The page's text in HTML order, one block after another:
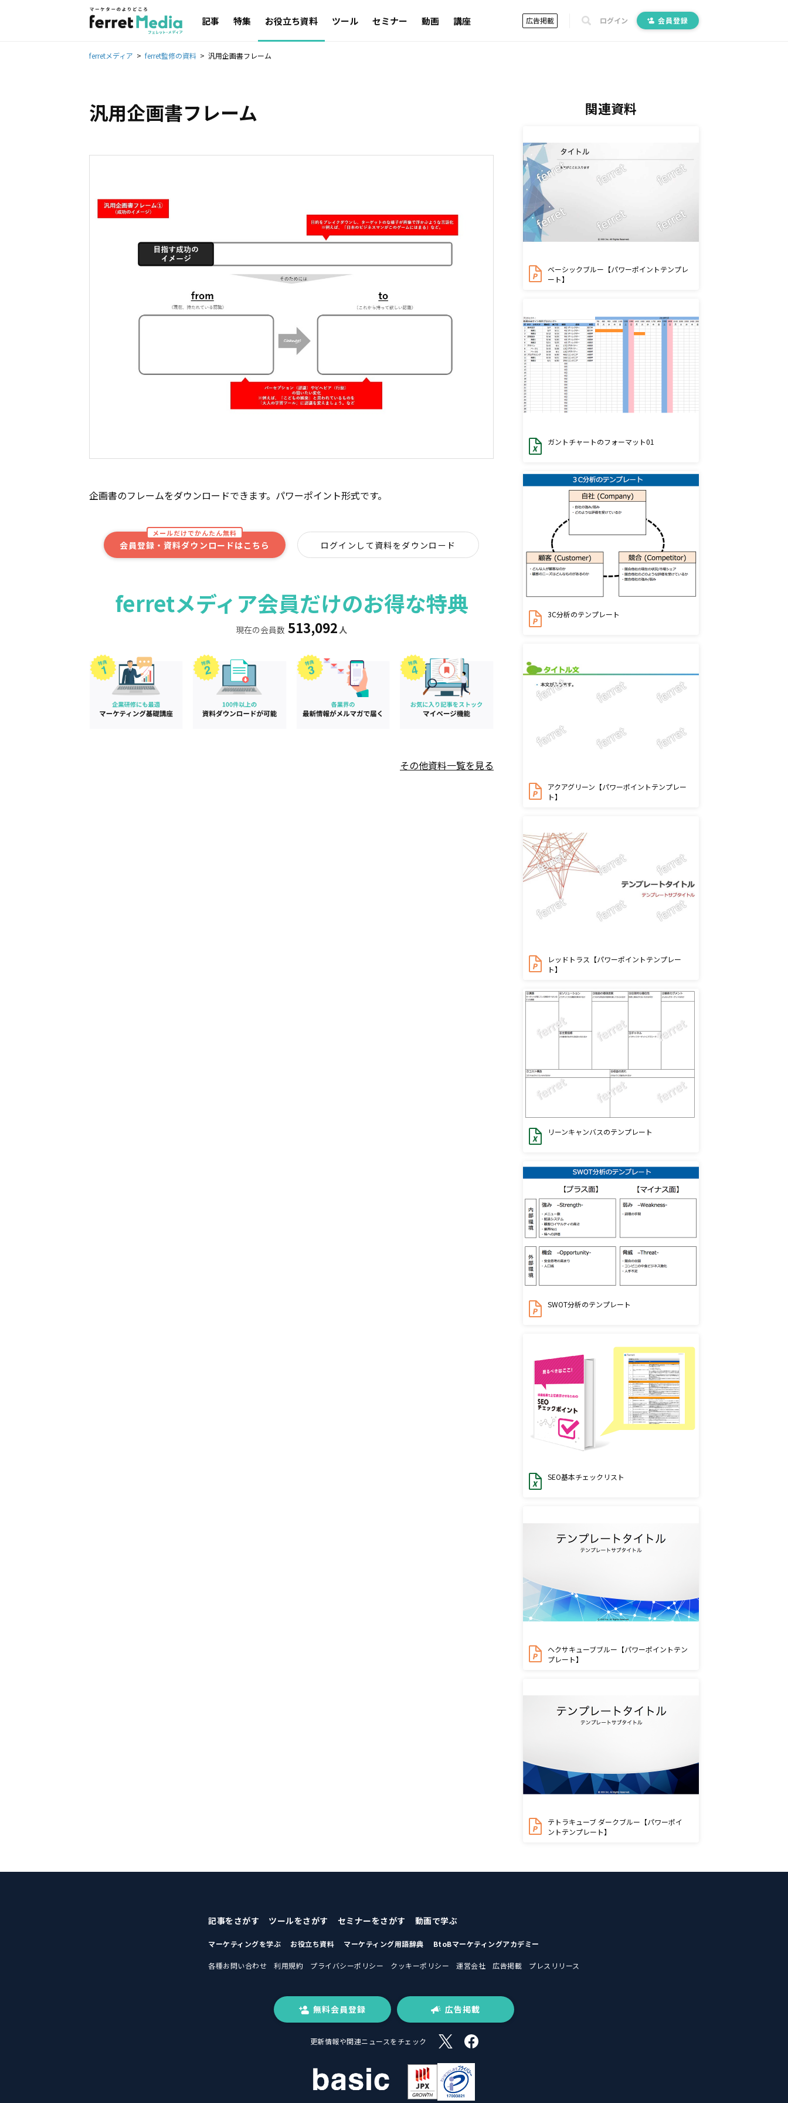
記事 特集 お役立ち資料 ツール セミナー 動画 講座 広告掲載 ログイン 会員登録
ferretメディア ferret監修の資料 汎用企画書フレーム
汎用企画書フレーム
企画書のフレームをダウンロードできます。パワーポイント形式です。
メールだけでかんたん無料
会員登録・資料ダウンロードはこちら ログインして資料をダウンロード
ferretメディア会員だけのお得な特典
現在の会員数 513,092人
その他資料一覧を見る
関連資料
ベーシックブルー【パワーポイントテンプレ
ート】
ガントチャートのフォーマット01
3C分析のテンプレート
アクアグリーン【パワーポイントテンプレー
ト】
レッドトラス【パワーポイントテンプレー
ト】
リーンキャンバスのテンプレート
SWOT分析のテンプレート
SEO基本チェックリスト
ヘクサキューブブルー【パワーポイントテン
プレート】
テトラキューブ ダークブルー【パワーポイ
ントテンプレート】
記事をさがす ツールをさがす セミナーをさがす 動画で学ぶ
マーケティングを学ぶ お役立ち資料 マーケティング用語辞典 BtoBマーケティングアカデミー
各種お問い合わせ 利用規約 プライバシーポリシー クッキーポリシー 運営会社 広告掲載 プレスリリース
無料会員登録 広告掲載
更新情報や関連ニュースをチェック